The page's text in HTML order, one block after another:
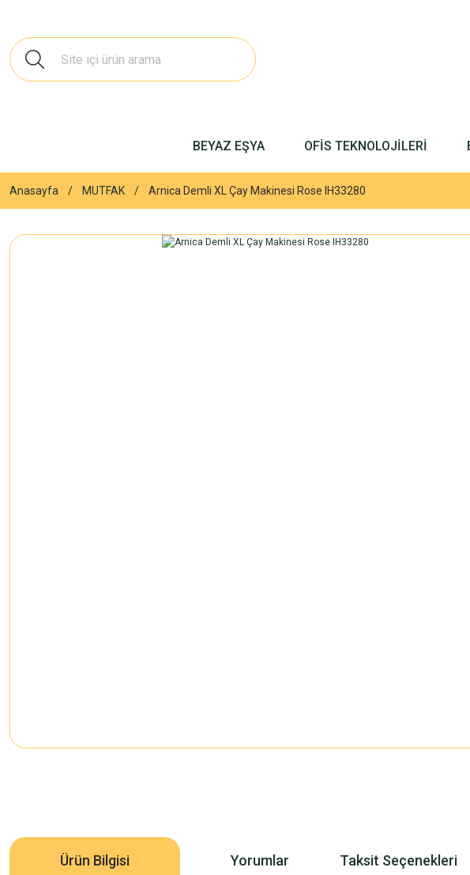
BEYAZ EŞYA OFİS TEKNOLOJİLERİ
Anasayfa MUTFAK Arnica Demli XL Çay Makinesi Rose IH33280
Ürün Bilgisi Yorumlar Taksit Seçenekleri